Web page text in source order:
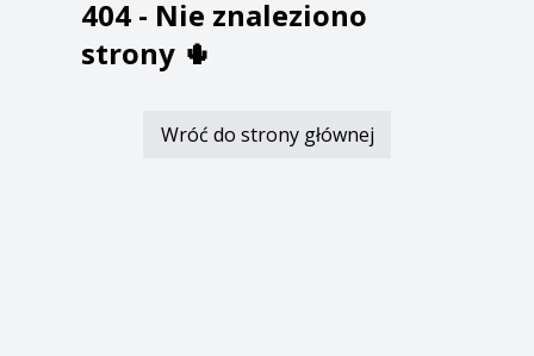
404 - Nie znaleziono
strony 🌵
Wróć do strony głównej